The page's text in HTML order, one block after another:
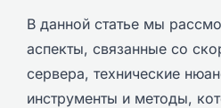
В данной статье мы
аспекты, связанные со
сервера, технические
инструменты и методы,